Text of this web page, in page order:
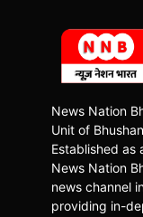
News Nation
Unit of
Established as
News Nation
news channel
providing in-